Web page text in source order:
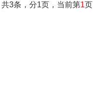
共3条，分1页，当前第1页